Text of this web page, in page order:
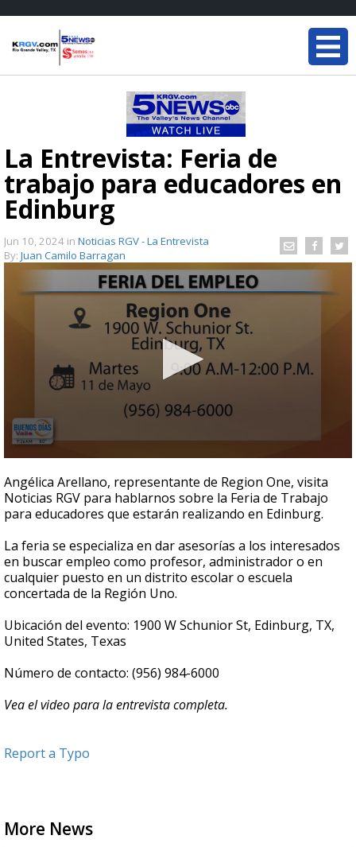
La Entrevista: Feria de
trabajo para educadores en
Edinburg
Jun 10, 2024 in Noticias RGV - La Entrevista
By: Juan Camilo Barragan
seconds
of
4
minutes,
seconds
Angélica Arellano, representante de Region One, visita
Noticias RGV para hablarnos sobre la Feria de Trabajo
para educadores que estarán realizando en Edinburg.
La feria se especializa en dar asesorías a los interesados
en buscar empleo como profesor, administrador o en
cualquier puesto en un distrito escolar o escuela
concertada de la Región Uno.
Ubicación del evento: 1900 W Schunior St, Edinburg, TX,
United States, Texas
Número de contacto: (956) 984-6000
Vea el video para la entrevista completa.
Report a Typo
More News